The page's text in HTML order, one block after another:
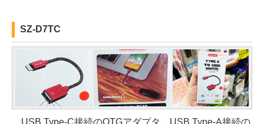
SZ-D7TC
USB Type-C接続のOTGアダプタ。USB Type-A接続の